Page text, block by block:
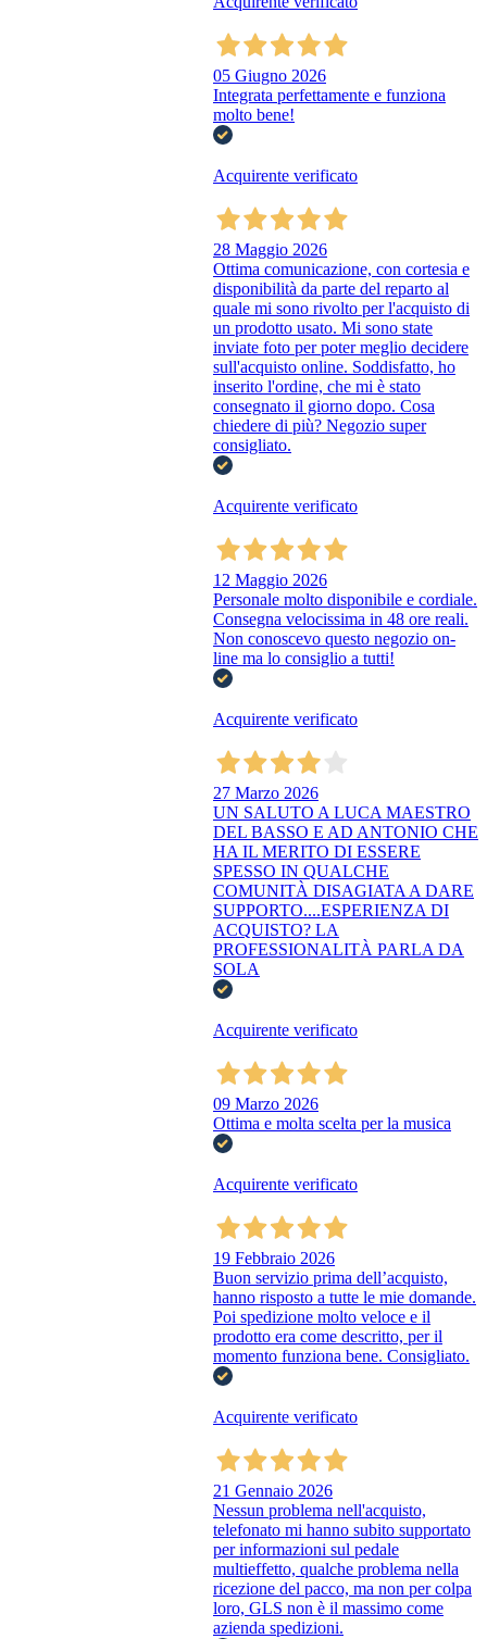
05 Giugno 2026
Integrata perfettamente e funziona
molto bene!
Acquirente verificato
28 Maggio 2026
Ottima comunicazione, con cortesia e
disponibilità da parte del reparto al
quale mi sono rivolto per l'acquisto di
un prodotto usato. Mi sono state
inviate foto per poter meglio decidere
sull'acquisto online. Soddisfatto, ho
inserito l'ordine, che mi è stato
consegnato il giorno dopo. Cosa
chiedere di più? Negozio super
consigliato.
Acquirente verificato
12 Maggio 2026
Personale molto disponibile e cordiale.
Consegna velocissima in 48 ore reali.
Non conoscevo questo negozio on-
line ma lo consiglio a tutti!
Acquirente verificato
27 Marzo 2026
UN SALUTO A LUCA MAESTRO
DEL BASSO E AD ANTONIO CHE
HA IL MERITO DI ESSERE
SPESSO IN QUALCHE
COMUNITÀ DISAGIATA A DARE
SUPPORTO....ESPERIENZA DI
ACQUISTO? LA
PROFESSIONALITÀ PARLA DA
SOLA
Acquirente verificato
09 Marzo 2026
Ottima e molta scelta per la musica
Acquirente verificato
19 Febbraio 2026
Buon servizio prima dell’acquisto,
hanno risposto a tutte le mie domande.
Poi spedizione molto veloce e il
prodotto era come descritto, per il
momento funziona bene. Consigliato.
Acquirente verificato
21 Gennaio 2026
Nessun problema nell'acquisto,
telefonato mi hanno subito supportato
per informazioni sul pedale
multieffetto, qualche problema nella
ricezione del pacco, ma non per colpa
loro, GLS non è il massimo come
azienda spedizioni.